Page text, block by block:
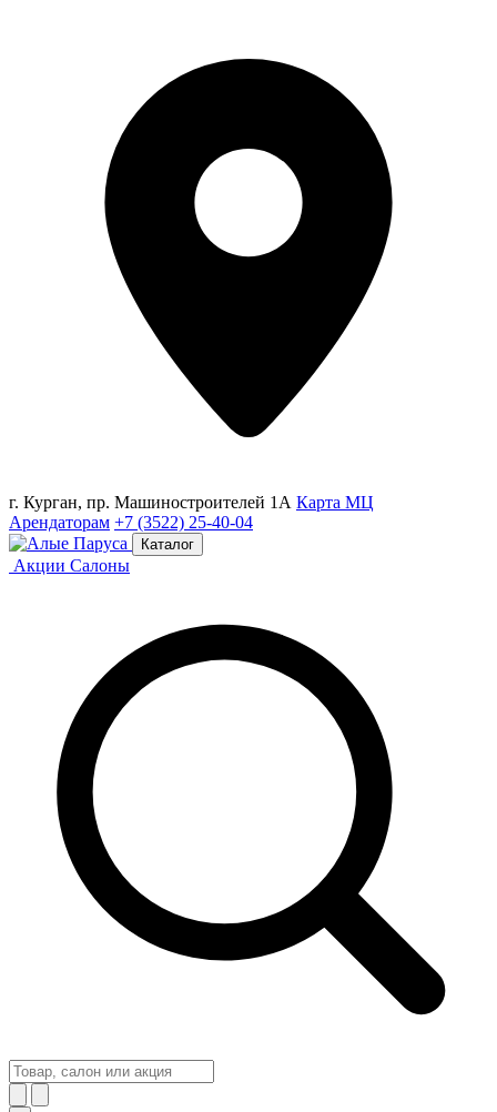
г. Курган, пр. Машиностроителей 1А Карта МЦ
Арендаторам +7 (3522) 25-40-04
Каталог
Акции Салоны